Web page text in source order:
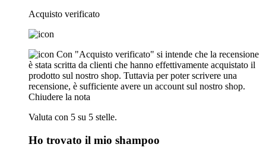
Acquisto verificato
Con "Acquisto verificato" si intende che la recensione
è stata scritta da clienti che hanno effettivamente acquistato il
prodotto sul nostro shop. Tuttavia per poter scrivere una
recensione, è sufficiente avere un account sul nostro shop.
Chiudere la nota
Valuta con 5 su 5 stelle.
Ho trovato il mio shampoo